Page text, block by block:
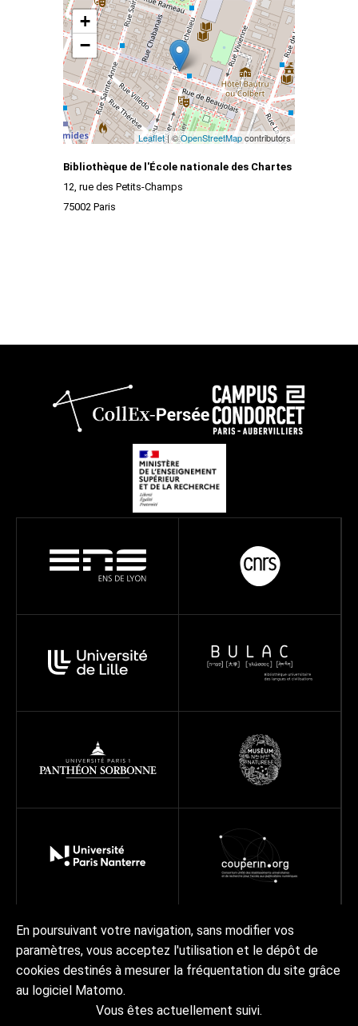
+
−
Leaflet| ©OpenStreetMapcontributors
Bibliothèque de l'École nationale des Chartes
12, rue des Petits-Champs
75002 Paris
RéseauProjetsRessourcesÀ propos
Actualités | AgendaContact Collex-Persée
En poursuivant votre navigation, sans modifier vos
paramètres, vous acceptez l'utilisation et le dépôt de
cookies destinés à mesurer la fréquentation du site grâce
au logiciel Matomo.
Vous êtes actuellement suivi.